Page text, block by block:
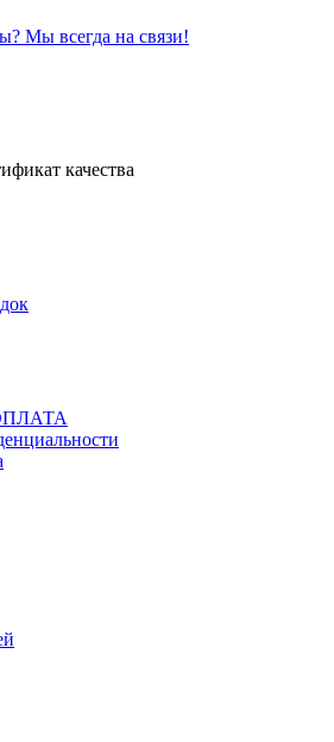
Мы всегда на связи!
качества